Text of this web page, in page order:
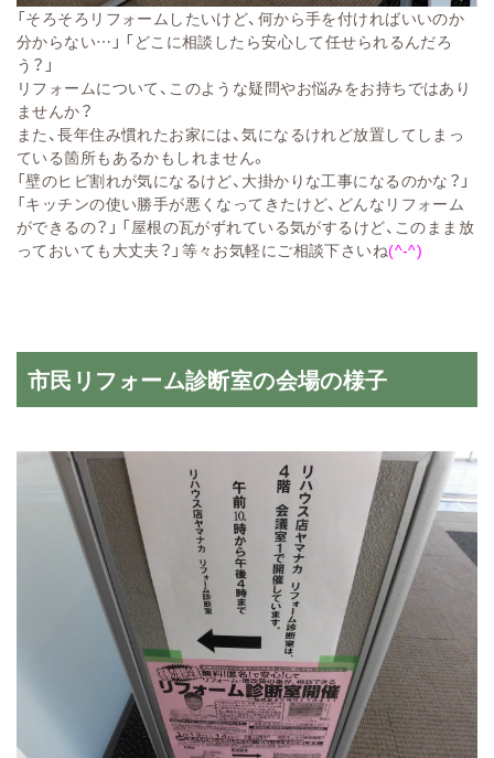
「そろそろリフォームしたいけど、何から手を付ければいいのか
分からない…」 「どこに相談したら安心して任せられるんだろ
う？」
リフォームについて、このような疑問やお悩みをお持ちではあり
ませんか？
また、長年住み慣れたお家には、気になるけれど放置してしまっ
ている箇所もあるかもしれません。
「壁のヒビ割れが気になるけど、大掛かりな工事になるのかな？」
「キッチンの使い勝手が悪くなってきたけど、どんなリフォーム
ができるの？」 「屋根の瓦がずれている気がするけど、このまま放
っておいても大丈夫？」等々お気軽にご相談下さいね(^-^)
市民リフォーム診断室の会場の様子